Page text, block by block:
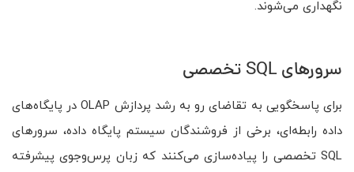
نگهداری می‌شوند.
سرورهای SQL تخصصی
برای پاسخگویی به تقاضای رو به رشد پردازش OLAP در پایگاه‌های
داده رابطه‌ای، برخی از فروشندگان سیستم پایگاه داده، سرورهای
SQL تخصصی را پیاده‌سازی می‌کنند که زبان پرس‌وجوی پیشرفته